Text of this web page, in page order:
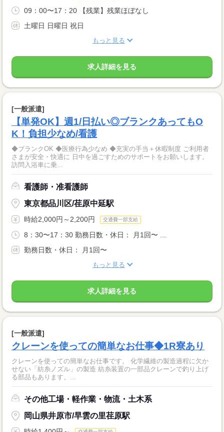
09：00〜17：20 【残業】残業ほぼなし
土曜日 日曜日 祝日
もっと見る
求人詳細を見る
[一般派遣]
【単発OK】週1/日払い◎ブランクあってもO
K！負担少なめ/看護
◆ブランクOK ◆医療行為少なめ ◆充実の手当＋休暇制度 ご利用者
さまが安全・快適に 日中を過ごすためのサポートをお願いします。
訪問入浴車に乗...
看護師・准看護師
東京都品川区/荏原中延駅
時給2,000円～2,200円 交通費一部支給
8：30〜17：30 勤務日数・休日： 月1回〜 ...
勤務日数・休日： 月1回〜
もっと見る
求人詳細を見る
[一般派遣]
クレーンを使っての簡単なお仕事◆1R寮あり
クレーンを使っての簡単なお仕事です。 化学繊維の製造過程に欠か
せない「紡糸ノズル」の製造 紡糸装置の一部品クレーンで釣り上げ
る部品もあります。...
その他工場・軽作業・物流・土木系
岡山県井原市/早雲の里荏原駅